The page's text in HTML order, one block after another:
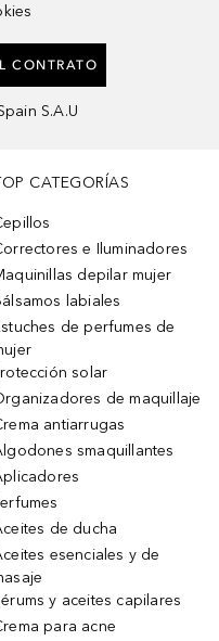
CONTRATO
S.A.U
CATEGORÍAS
e Iluminadores
depilar mujer
labiales
de perfumes de
solar
de maquillaje
antiarrugas
smaquillantes
de ducha
esenciales y de
y aceites capilares
para acne